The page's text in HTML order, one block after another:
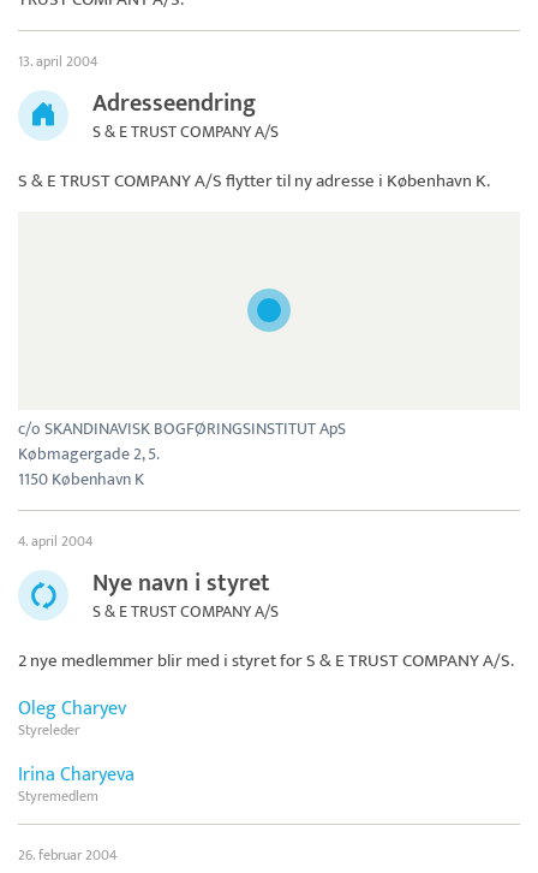
13. april 2004
Adresseendring
S & E TRUST COMPANY A/S
S & E TRUST COMPANY A/Sflytter til ny adresse i København K.
c/o SKANDINAVISK BOGFØRINGSINSTITUT ApS
Købmagergade 2, 5.
1150 København K
4. april 2004
Nye navn i styret
S & E TRUST COMPANY A/S
2 nye medlemmer blir med i styret forS & E TRUST COMPANY A/S.
Oleg Charyev
Styreleder
Irina Charyeva
Styremedlem
26. februar 2004